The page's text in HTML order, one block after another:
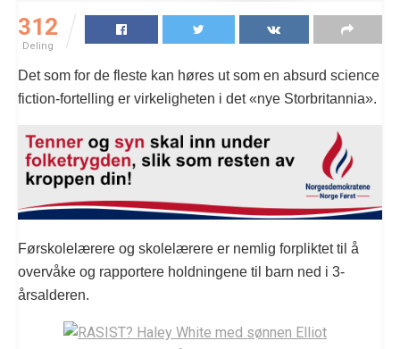
312
Deling
Det som for de fleste kan høres ut som en absurd science
fiction-fortelling er virkeligheten i det «nye Storbritannia».
Førskolelærere og skolelærere er nemlig forpliktet til å
overvåke og rapportere holdningene til barn ned i 3-
årsalderen.